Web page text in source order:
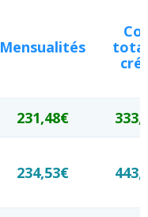
Mensualités
231,48€
234,53€